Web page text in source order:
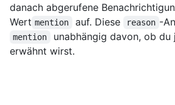
danach abgerufene
Wert mention auf. Diese reason -
mention
unabhängig davon, ob du
erwähnt wirst.